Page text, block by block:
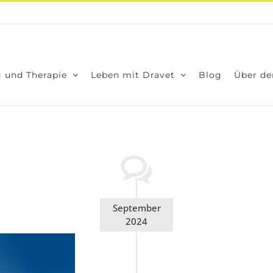
und The­ra­pie Leben mit Dra­vet Blog Über
September
2024